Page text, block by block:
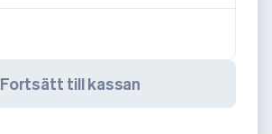
Fortsätt till kassan